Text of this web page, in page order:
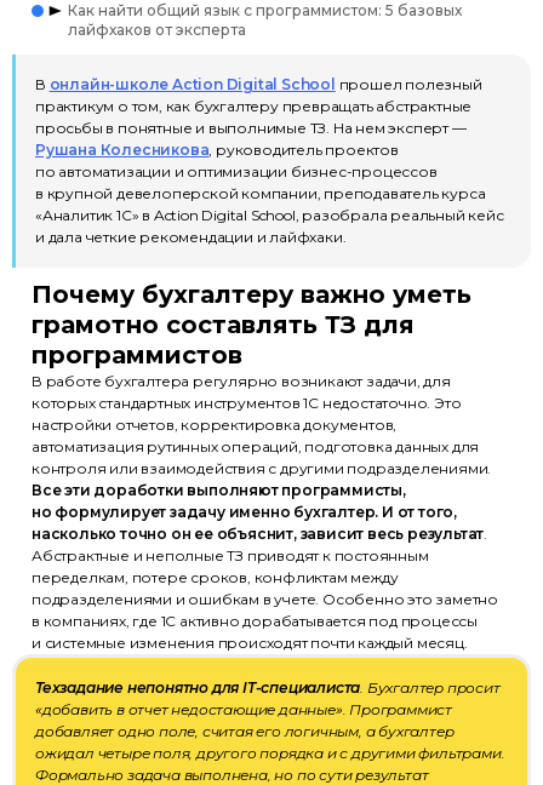
Как найти общий язык с программистом: 5 базовых
лайфхаков от эксперта
В онлайн-школе Action Digital School прошел полезный
практикум о том, как бухгалтеру превращать абстрактные
просьбы в понятные и выполнимые ТЗ. На нем эксперт —
Рушана Колесникова, руководитель проектов
по автоматизации и оптимизации бизнес-процессов
в крупной девелоперской компании, преподаватель курса
«Аналитик 1С» в Action Digital School, разобрала реальный кейс
и дала четкие рекомендации и лайфхаки.
Почему бухгалтеру важно уметь
грамотно составлять ТЗ для
программистов
В работе бухгалтера регулярно возникают задачи, для
которых стандартных инструментов 1С недостаточно. Это
настройки отчетов, корректировка документов,
автоматизация рутинных операций, подготовка данных для
контроля или взаимодействия с другими подразделениями.
Все эти доработки выполняют программисты,
но формулирует задачу именно бухгалтер. И от того,
насколько точно он ее объяснит, зависит весь результат.
Абстрактные и неполные ТЗ приводят к постоянным
переделкам, потере сроков, конфликтам между
подразделениями и ошибкам в учете. Особенно это заметно
в компаниях, где 1С активно дорабатывается под процессы
и системные изменения происходят почти каждый месяц.
Техзадание непонятно для IT-специалиста. Бухгалтер просит
«добавить в отчет недостающие данные». Программист
добавляет одно поле, считая его логичным, а бухгалтер
ожидал четыре поля, другого порядка и с другими фильтрами.
Формально задача выполнена, но по сути результат